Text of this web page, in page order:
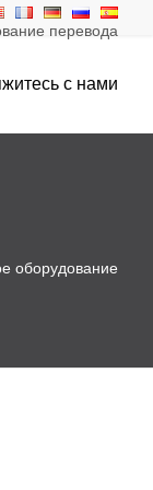
перевода
с нами
оборудование